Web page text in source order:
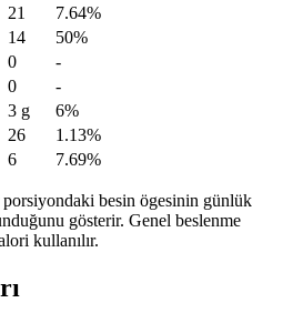
21
7.64%
14
50%
0
-
0
-
3 g
6%
26
1.13%
6 7.69%
besin ögesinin günlük
gösterir. Genel beslenme
kullanılır.